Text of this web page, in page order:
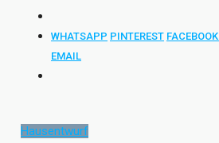
WHATSAPP PINTEREST FACEBOOK
EMAIL
Hausentwurf